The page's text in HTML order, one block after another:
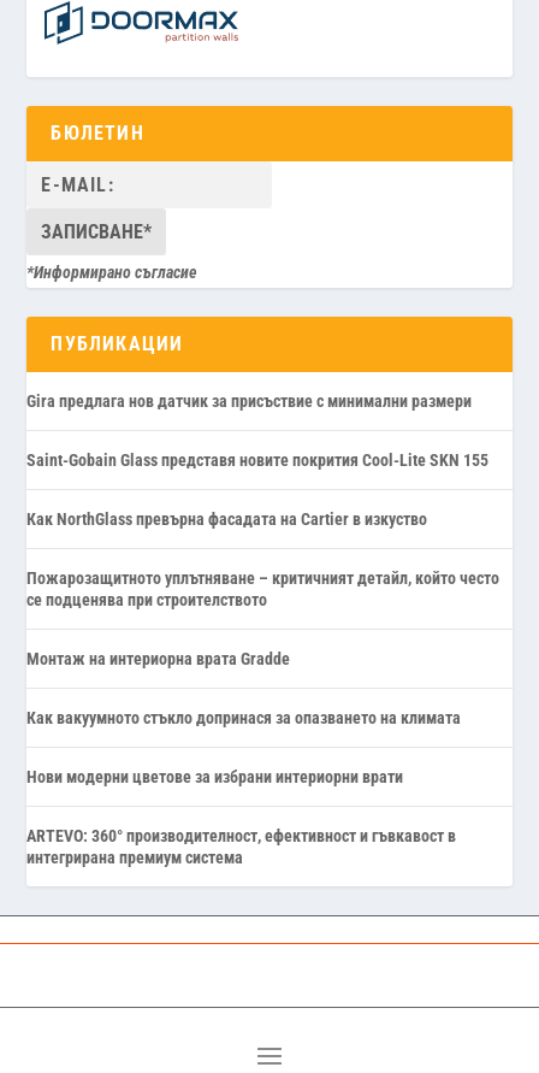
БЮЛЕТИН
*Информирано съгласие
ПУБЛИКАЦИИ
Gira предлага нов датчик за присъствие с минимални размери
Saint-Gobain Glass представя новите покрития Cool-Lite SKN 155
Как NorthGlass превърна фасадата на Cartier в изкуство
Пожарозащитното уплътняване – критичният детайл, който често
се подценява при строителството
Монтаж на интериорна врата Gradde
Как вакуумното стъкло допринася за опазването на климата
Нови модерни цветове за избрани интериорни врати
ARTEVO: 360° производителност, ефективност и гъвкавост в
интегрирана премиум система